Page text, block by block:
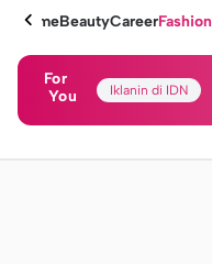
HomeBeautyCareerFashion
For
You
Iklanin di IDN